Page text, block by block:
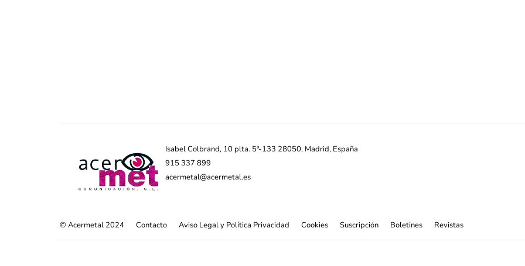
Isabel Colbrand, 10 plta. 5ª-133 28050, Madrid, España
915 337 899
acermetal@acermetal.es
© Acermetal 2024 Contacto Aviso Legal y Política Privacidad Cookies Suscripción Boletines Revistas